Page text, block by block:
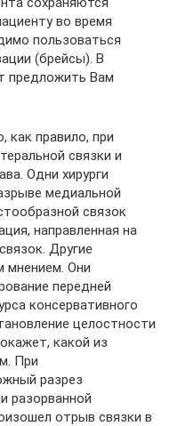
во время
пользоваться
(брейсы). В
предложить Вам
как правило, при
связки и
Одни хирурги
медиальной
связок
направленная на
Другие
мнением. Они
передней
консервативного
целостности
какой из
При
разрез
разорванной
отрыв связки в